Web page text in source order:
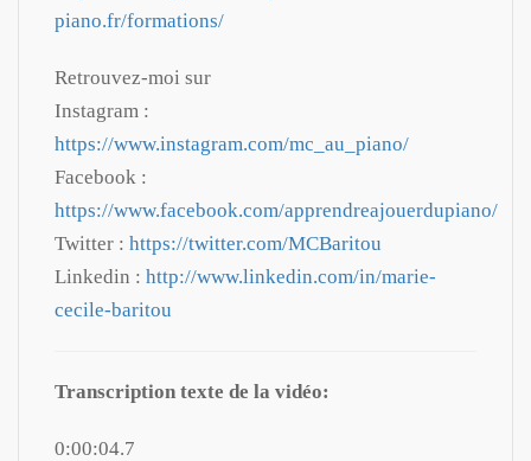
piano.fr/formations/
Retrouvez-moi sur
Instagram :
https://www.instagram.com/mc_au_piano/
Facebook :
https://www.facebook.com/apprendreajouerdupiano/
Twitter : https://twitter.com/MCBaritou
Linkedin : http://www.linkedin.com/in/marie-
cecile-baritou
Transcription texte de la vidéo:
0:00:04.7